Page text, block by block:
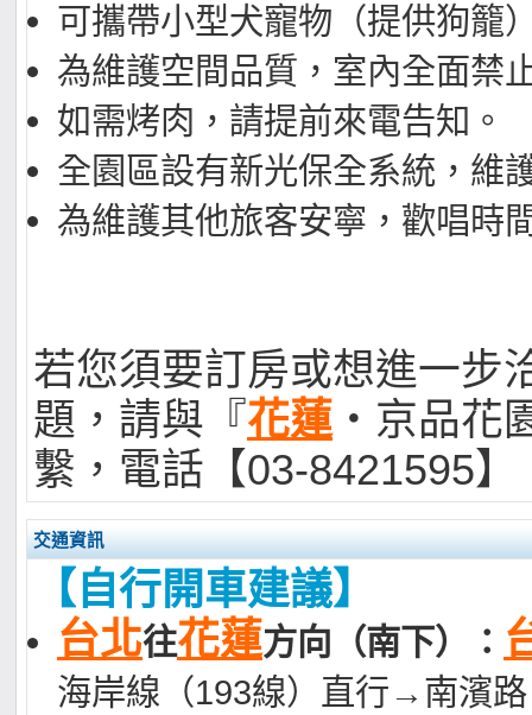
可攜帶小型犬寵物（提供狗籠
為維護空間品質，室內全面禁
如需烤肉，請提前來電告知。
全園區設有新光保全系統，維
為維護其他旅客安寧，歡唱時
若您須要訂房或想進一步
題，請與『花蓮‧京品花
繫，電話【03-8421595】
交通資訊
【自行開車建議】
台北往花蓮方向（南下）：
海岸線（193線）直行→南濱